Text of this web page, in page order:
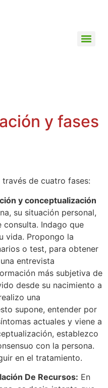
y fases
de cuatro fases:
y conceptualización
su situación personal,
Indago que
vida. Propongo la
o test, para obtener
entrevista
más subjetiva de
desde su nacimiento a
una
supone, entender por
actuales y viene a
establezco
con la persona.
en el tratamiento.
De Recursos: En